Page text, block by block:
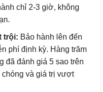
chỉ 2-3 giờ, không
trội: Bảo hành lên đến
phí định kỳ. Hàng trăm
đã đánh giá 5 sao trên
và giá trị vượt